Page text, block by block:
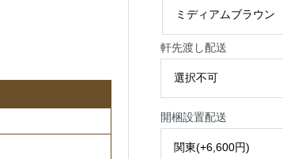
軒先渡し配送
開梱設置配送